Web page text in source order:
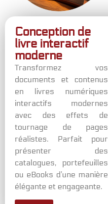
Conception de
livre interactif
moderne
Transformez vos
documents et contenus
en livres numériques
interactifs modernes
avec des effets de
tournage de pages
réalistes. Parfait pour
présenter des
catalogues, portefeuilles
ou eBooks d’une manière
élégante et engageante.